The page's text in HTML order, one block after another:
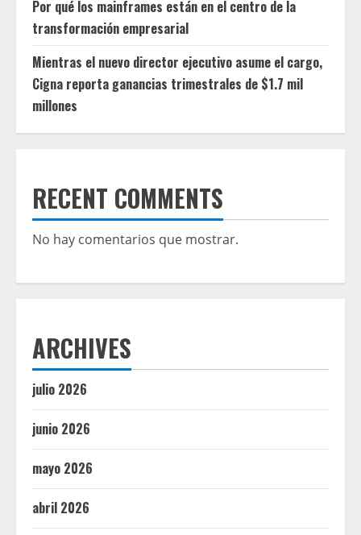
Por qué los mainframes están en el centro de la
transformación empresarial
Mientras el nuevo director ejecutivo asume el cargo,
Cigna reporta ganancias trimestrales de $1.7 mil
millones
RECENT COMMENTS
No hay comentarios que mostrar.
ARCHIVES
julio 2026
junio 2026
mayo 2026
abril 2026